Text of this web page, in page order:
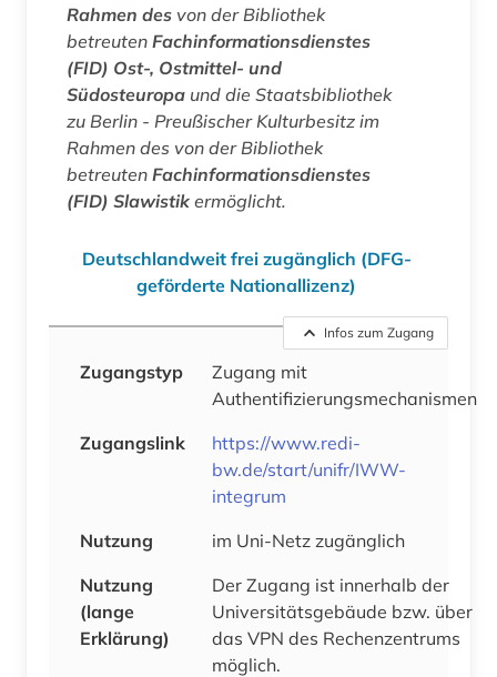
Rahmen des von der Bibliothek
betreuten Fachinformationsdienstes
(FID) Ost-, Ostmittel- und
Südosteuropa und die Staatsbibliothek
zu Berlin - Preußischer Kulturbesitz im
Rahmen des von der Bibliothek
betreuten Fachinformationsdienstes
(FID) Slawistik ermöglicht.
Deutschlandweit frei zugänglich (DFG-
geförderte Nationallizenz)
Infos zum Zugang
Zugangstyp
Zugang mit
Authentifizierungsmechanismen
Zugangslink
https://www.redi-
bw.de/start/unifr/IWW-
integrum
Nutzung
im Uni-Netz zugänglich
Nutzung
(lange
Erklärung)
Der Zugang ist innerhalb der
Universitätsgebäude bzw. über
das VPN des Rechenzentrums
möglich.